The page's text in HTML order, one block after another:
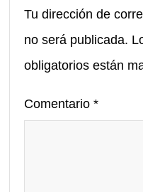
Tu dirección de
no será publicada.
obligatorios están
Comentario *